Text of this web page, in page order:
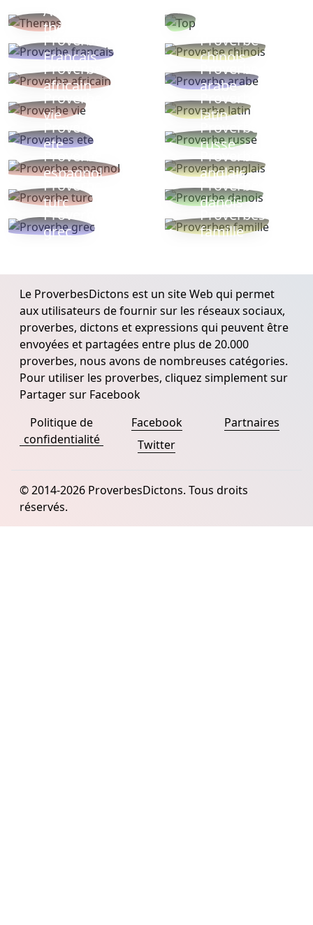
Autres
thèmes
Proverbe
Français
Proverbe
chinois
Proverbe
africain
Proverbe
arabe
Proverbe
vie
Proverbe
latin
Proverbes
ete
Proverbe
russe
Proverbe
espagnol
Proverbe
anglais
Proverbe
turc
Proverbe
danois
Proverbe
grec
Proverbes
famille
Le ProverbesDictons est un site Web qui permet
aux utilisateurs de fournir sur les réseaux sociaux,
proverbes, dictons et expressions qui peuvent être
envoyées et partagées entre plus de 20.000
proverbes, nous avons de nombreuses catégories.
Pour utiliser les proverbes, cliquez simplement sur
Partager sur Facebook
Politique de
confidentialité
Facebook
Twitter
Partnaires
© 2014-2026 ProverbesDictons. Tous droits
réservés.